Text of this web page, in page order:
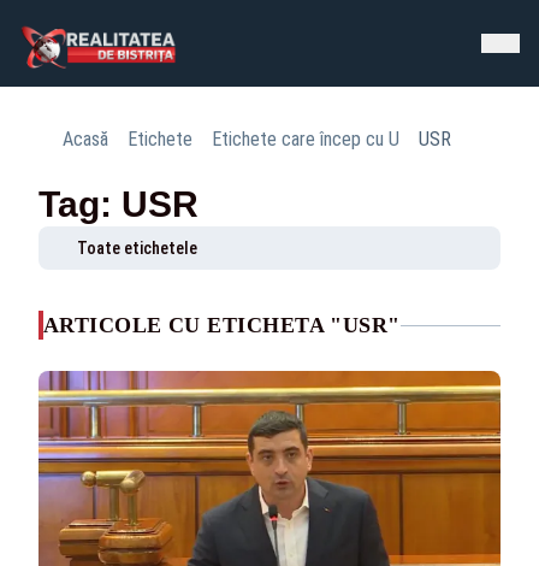
Acasă Etichete Etichete care încep cu U USR
Tag: USR
Toate etichetele
ARTICOLE CU ETICHETA "USR"